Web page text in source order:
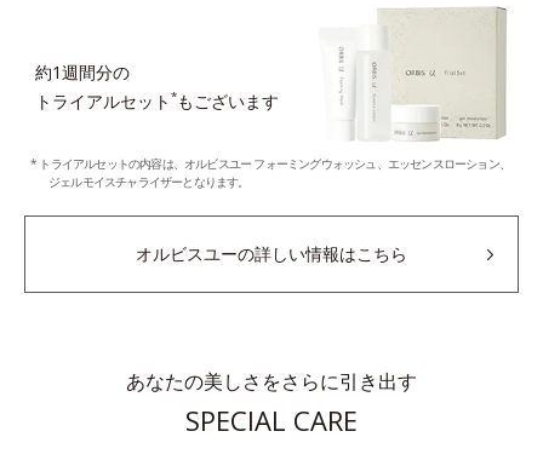
約1週間分の
トライアルセット*もございます
* トライアルセットの内容は、オルビスユー フォーミングウォッシュ、エッセンスローション、
ジェルモイスチャライザーとなります。
オルビスユーの詳しい情報はこちら
あなたの美しさをさらに引き出す
SPECIAL CARE